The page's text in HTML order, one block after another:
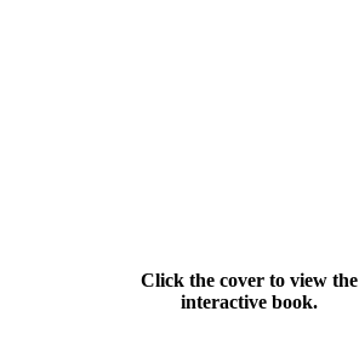
Click the cover to view the
interactive book.